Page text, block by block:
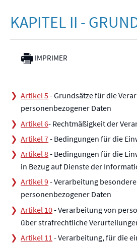
KAPITEL II -
IMPRIMER
Artikel 5- Grundsätze für die
personenbezogener Daten
Artikel 6- Rechtmäßigkeit der
Artikel 7- Bedingungen für die
Artikel 8- Bedingungen für die
in Bezug auf Dienste der
Artikel 9- Verarbeitung
personenbezogener Daten
Artikel 10- Verarbeitung von
über strafrechtliche
Artikel 11 - Verarbeitung, für die